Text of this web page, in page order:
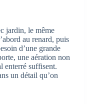
jardin, le même
au renard, puis
d’une grande
une aération non
enterré suffisent.
un détail qu’on